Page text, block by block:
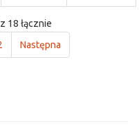
18 łącznie
Następna